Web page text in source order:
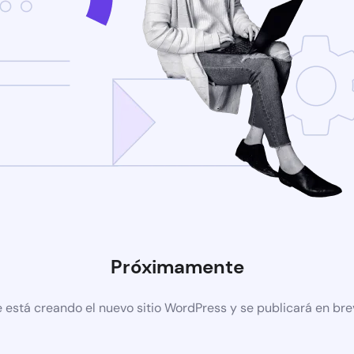
Próximamente
está creando el nuevo sitio WordPress y se publicará en